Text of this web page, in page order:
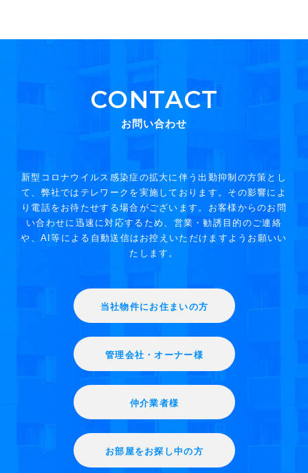
CONTACT
お問い合わせ
新型コロナウイルス感染症の拡大に伴う出勤抑制の方策とし
て、弊社ではテレワークを実施しております。その影響によ
り電話をお待たせする場合がございます。お客様からのお問
い合わせに迅速に対応するため、営業・勧誘目的のご連絡
や、AI等による自動送信はお控えいただけますようお願いい
たします。
当社物件にお住まいの方
管理会社・オーナー様
仲介業者様
お部屋をお探し中の方